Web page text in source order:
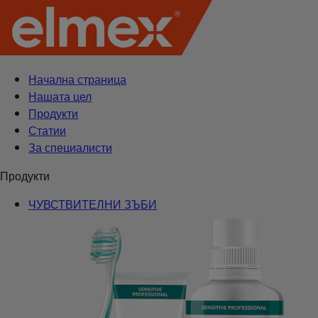
Начална страница
Нашата цел
Продукти
Статии
За специалисти
Продукти
ЧУВСТВИТЕЛНИ ЗЪБИ